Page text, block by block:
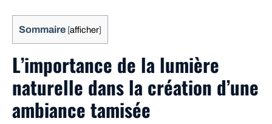
Sommaire [afficher]
L’importance de la lumière
naturelle dans la création d’une
ambiance tamisée